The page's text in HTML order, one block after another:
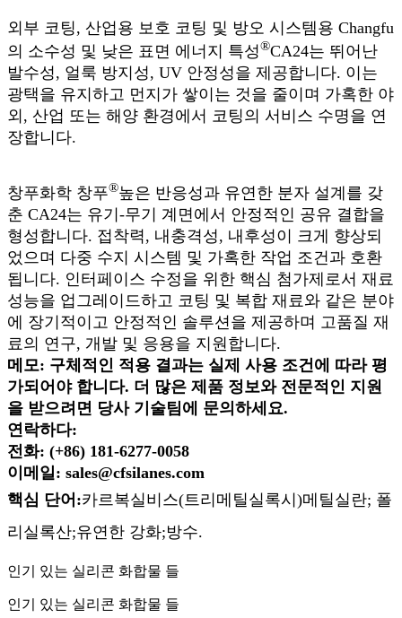
외부 코팅, 산업용 보호 코팅 및 방오 시스템용 Changfu
의 소수성 및 낮은 표면 에너지 특성®CA24는 뛰어난
발수성, 얼룩 방지성, UV 안정성을 제공합니다. 이는
광택을 유지하고 먼지가 쌓이는 것을 줄이며 가혹한 야
외, 산업 또는 해양 환경에서 코팅의 서비스 수명을 연
장합니다.
창푸화학 창푸®높은 반응성과 유연한 분자 설계를 갖
춘 CA24는 유기-무기 계면에서 안정적인 공유 결합을
형성합니다. 접착력, 내충격성, 내후성이 크게 향상되
었으며 다중 수지 시스템 및 가혹한 작업 조건과 호환
됩니다. 인터페이스 수정을 위한 핵심 첨가제로서 재료
성능을 업그레이드하고 코팅 및 복합 재료와 같은 분야
에 장기적이고 안정적인 솔루션을 제공하며 고품질 재
료의 연구, 개발 및 응용을 지원합니다.
메모: 구체적인 적용 결과는 실제 사용 조건에 따라 평
가되어야 합니다. 더 많은 제품 정보와 전문적인 지원
을 받으려면 당사 기술팀에 문의하세요.
연락하다:
전화: (+86) 181-6277-0058
이메일: sales@cfsilanes.com
핵심 단어:카르복실비스(트리메틸실록시)메틸실란; 폴
리실록산;유연한 강화;방수.
인기 있는 실리콘 화합물 들
인기 있는 실리콘 화합물 들